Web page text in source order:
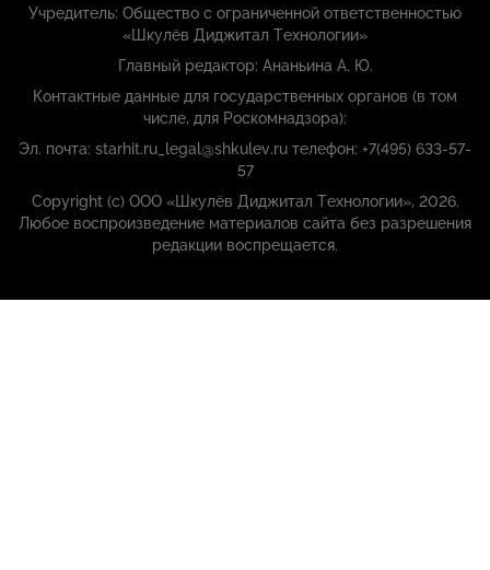
Учредитель: Общество с ограниченной ответственностью
«Шкулёв Диджитал Технологии»
Главный редактор: Ананьина А. Ю.
Контактные данные для государственных органов (в том
числе, для Роскомнадзора):
Эл. почта: starhit.ru_legal@shkulev.ru телефон: +7(495) 633-57-
57
Copyright (с) ООО «Шкулёв Диджитал Технологии», 2026.
Любое воспроизведение материалов сайта без разрешения
редакции воспрещается.